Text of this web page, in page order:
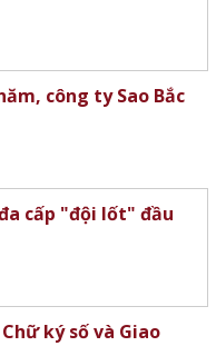
công ty Sao Bắc
cấp "đội lốt" đầu
ký số và Giao